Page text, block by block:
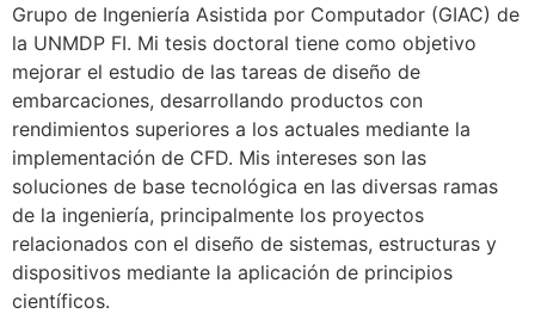
Grupo de Ingeniería Asistida por Computador (GIAC) de
la UNMDP FI. Mi tesis doctoral tiene como objetivo
mejorar el estudio de las tareas de diseño de
embarcaciones, desarrollando productos con
rendimientos superiores a los actuales mediante la
implementación de CFD. Mis intereses son las
soluciones de base tecnológica en las diversas ramas
de la ingeniería, principalmente los proyectos
relacionados con el diseño de sistemas, estructuras y
dispositivos mediante la aplicación de principios
científicos.